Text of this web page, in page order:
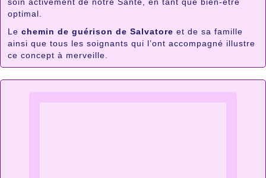
soin activement de notre Santé, en tant que bien-être
optimal.
Le chemin de guérison de Salvatore et de sa famille
ainsi que tous les soignants qui l’ont accompagné illustre
ce concept à merveille.